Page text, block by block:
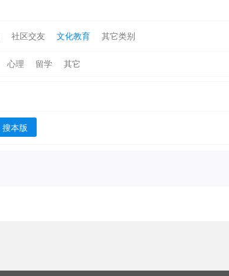
社区交友 文化教育 其它类别
心理 留学 其它
搜本版